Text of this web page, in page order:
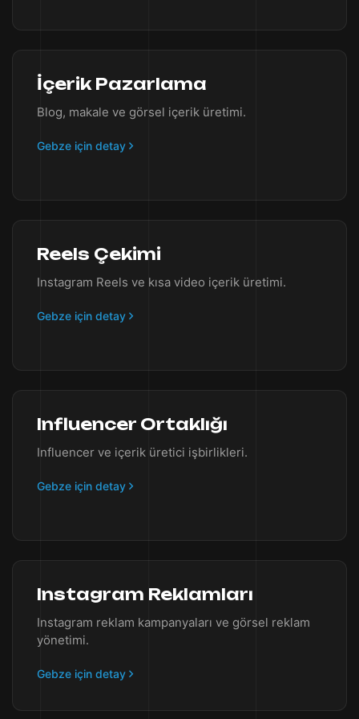
İçerik Pazarlama
Blog, makale ve görsel içerik üretimi.
Gebze için detay
Reels Çekimi
Instagram Reels ve kısa video içerik üretimi.
Gebze için detay
Influencer Ortaklığı
Influencer ve içerik üretici işbirlikleri.
Gebze için detay
Instagram Reklamları
Instagram reklam kampanyaları ve görsel reklam
yönetimi.
Gebze için detay